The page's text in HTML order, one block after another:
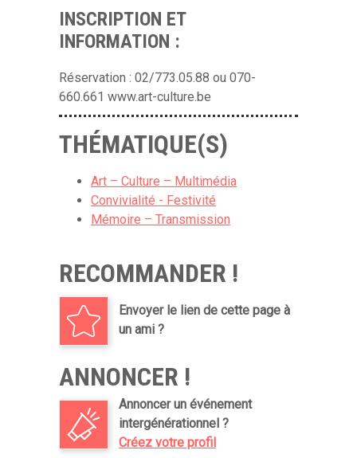
INSCRIPTION ET
INFORMATION :
Réservation : 02/773.05.88 ou 070-
660.661 www.art-culture.be
THÉMATIQUE(S)
Art – Culture – Multimédia
Convivialité - Festivité
Mémoire – Transmission
RECOMMANDER !
Envoyer le lien de cette page à
un ami ?
ANNONCER !
Annoncer un événement
intergénérationnel ?
Créez votre profil